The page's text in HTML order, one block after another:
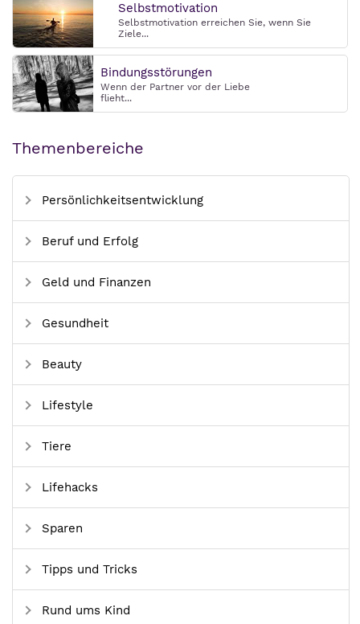
Selbstmotivation
Selbstmotivation erreichen Sie, wenn Sie
Ziele...
Bindungsstörungen
Wenn der Partner vor der Liebe
flieht...
Themenbereiche
Persönlichkeitsentwicklung
Beruf und Erfolg
Geld und Finanzen
Gesundheit
Beauty
Lifestyle
Tiere
Lifehacks
Sparen
Tipps und Tricks
Rund ums Kind